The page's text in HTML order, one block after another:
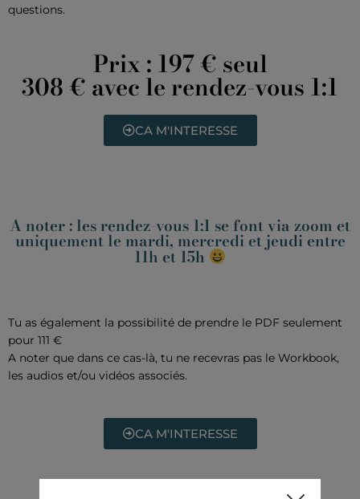
questions.
Prix : 197 € seul
308 € avec le rendez-vous 1:1
CA M'INTERESSE
A noter : les rendez-vous 1:1 se font via zoom et
uniquement le mardi, mercredi et jeudi entre
11h et 15h
Tu as également la possibilité de prendre le PDF seulement
pour 111 €
A noter que dans ce cas-là, tu ne recevras pas le Workbook,
les audios et/ou vidéos associés.
CA M'INTERESSE